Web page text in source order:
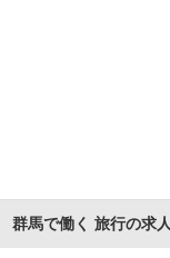
群馬で働く 旅行の求